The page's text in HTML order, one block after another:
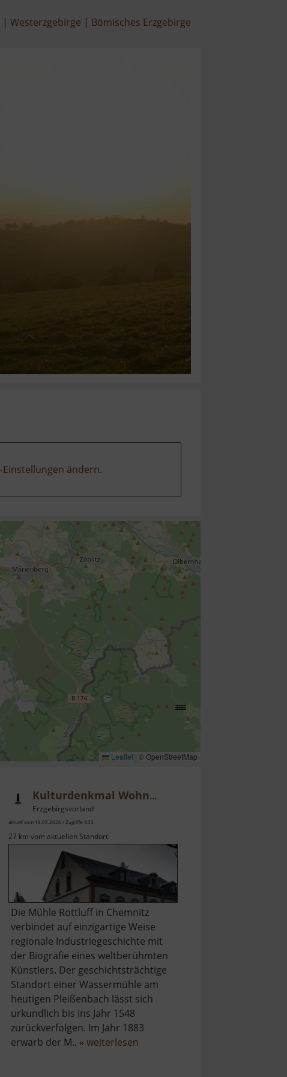
Westerzgebirge Bömisches Erzgebirge
Einstellungen ändern.
Leaflet | © OpenStreetMap
Kulturdenkmal Wohnmühle Schmidt-Rottluff
Erzgebirgsvorland
aktuell vom 18.05.2026 / Zugriffe: 633
27 km vom aktuellen Standort
Die Mühle Rottluff in Chemnitz
verbindet auf einzigartige Weise
regionale Industriegeschichte mit
der Biografie eines weltberühmten
Künstlers. Der geschichtsträchtige
Standort einer Wassermühle am
heutigen Pleißenbach lässt sich
urkundlich bis ins Jahr 1548
zurückverfolgen. Im Jahr 1883
erwarb der M.. » weiterlesenüber